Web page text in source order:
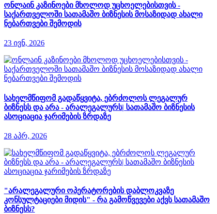
ონლაინ კაზინოები მხოლოდ უცხოელებისთვის -
საქართველოში სათამაშო ბიზნესის მოსაზიდად ახალი
ნებართვები შემოდის
23 ივნ, 2026
სახელმწიფომ გადაწყვიტა, ებრძოლოს ლეგალურ
ბიზნესს და არა - არალეგალურს| სათამაშო ბიზნესის
ასოციაცია ჯარიმების ზრდაზე
28 აპრ, 2026
"არალეგალური ოპერატორების დაბლოკვაზე
კონსულტაციები მიდის" - რა გამოწვევები აქვს სათამაშო
ბიზნესს?